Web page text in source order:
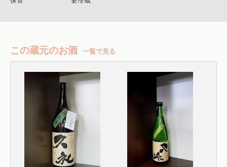
この蔵元のお酒 一覧で見る